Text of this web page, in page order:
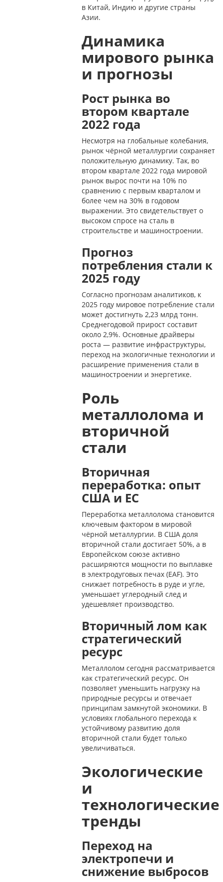
в Китай, Индию и другие страны
Азии.
Динамика
мирового рынка
и прогнозы
Рост рынка во
втором квартале
2022 года
Несмотря на глобальные колебания,
рынок чёрной металлургии сохраняет
положительную динамику. Так, во
втором квартале 2022 года мировой
рынок вырос почти на 10% по
сравнению с первым кварталом и
более чем на 30% в годовом
выражении. Это свидетельствует о
высоком спросе на сталь в
строительстве и машиностроении.
Прогноз
потребления стали к
2025 году
Согласно прогнозам аналитиков, к
2025 году мировое потребление стали
может достигнуть 2,23 млрд тонн.
Среднегодовой прирост составит
около 2,9%. Основные драйверы
роста — развитие инфраструктуры,
переход на экологичные технологии и
расширение применения стали в
машиностроении и энергетике.
Роль
металлолома и
вторичной
стали
Вторичная
переработка: опыт
США и ЕС
Переработка металлолома становится
ключевым фактором в мировой
чёрной металлургии. В США доля
вторичной стали достигает 50%, а в
Европейском союзе активно
расширяются мощности по выплавке
в электродуговых печах (EAF). Это
снижает потребность в руде и угле,
уменьшает углеродный след и
удешевляет производство.
Вторичный лом как
стратегический
ресурс
Металлолом сегодня рассматривается
как стратегический ресурс. Он
позволяет уменьшить нагрузку на
природные ресурсы и отвечает
принципам замкнутой экономики. В
условиях глобального перехода к
устойчивому развитию доля
вторичной стали будет только
увеличиваться.
Экологические
и
технологические
тренды
Переход на
электропечи и
снижение выбросов